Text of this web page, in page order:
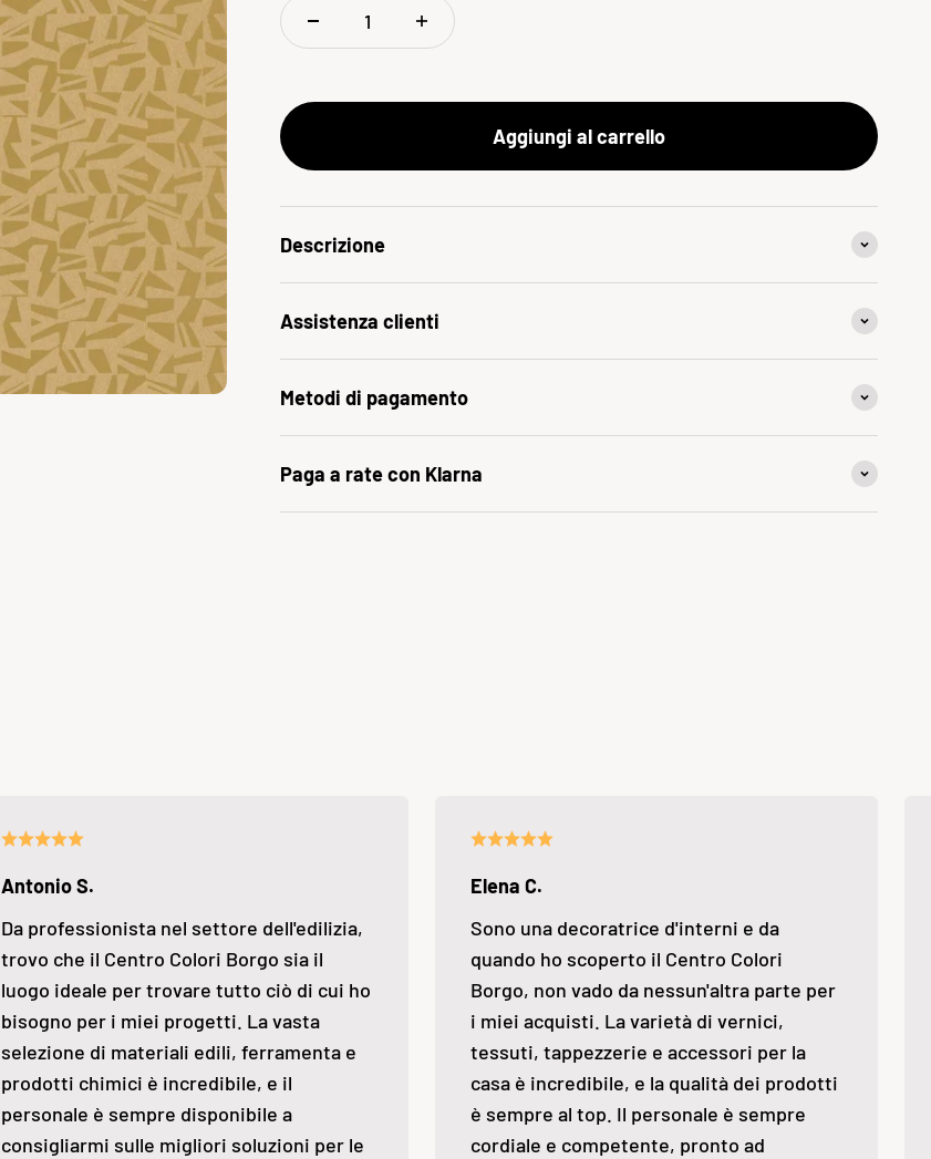
Aggiungi al carrello
Descrizione
Assistenza clienti
Metodi di pagamento
Paga a rate con Klarna
Antonio S.
Da professionista nel settore dell'edilizia,
trovo che il Centro Colori Borgo sia il
luogo ideale per trovare tutto ciò di cui ho
bisogno per i miei progetti. La vasta
selezione di materiali edili, ferramenta e
prodotti chimici è incredibile, e il
personale è sempre disponibile a
consigliarmi sulle migliori soluzioni per le
Elena C.
Sono una decoratrice d'interni e da
quando ho scoperto il Centro Colori
Borgo, non vado da nessun'altra parte per
i miei acquisti. La varietà di vernici,
tessuti, tappezzerie e accessori per la
casa è incredibile, e la qualità dei prodotti
è sempre al top. Il personale è sempre
cordiale e competente, pronto ad